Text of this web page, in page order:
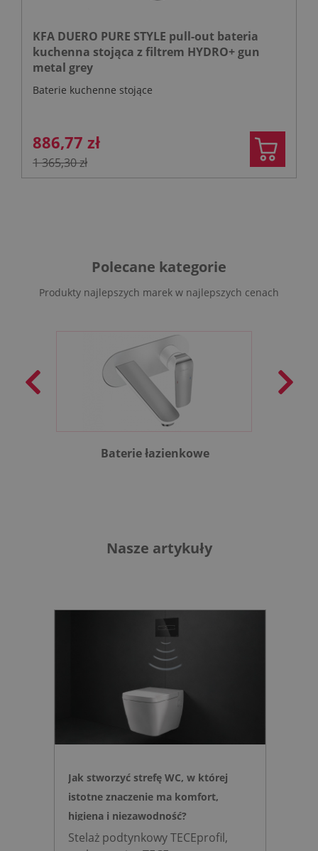
KFA DUERO PURE STYLE pull-out bateria
kuchenna stojąca z filtrem HYDRO+ gun
metal grey
Baterie kuchenne stojące
886,77 zł
1 365,30 zł
Polecane kategorie
Produkty najlepszych marek w najlepszych cenach
Baterie łazienkowe
Nasze artykuły
Jak stworzyć strefę WC, w której
istotne znaczenie ma komfort,
higiena i niezawodność?
Stelaż podtynkowy TECEprofil,